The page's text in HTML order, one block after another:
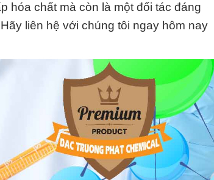
hóa chất mà còn là một đối tác đáng
liên hệ với chúng tôi ngay hôm nay